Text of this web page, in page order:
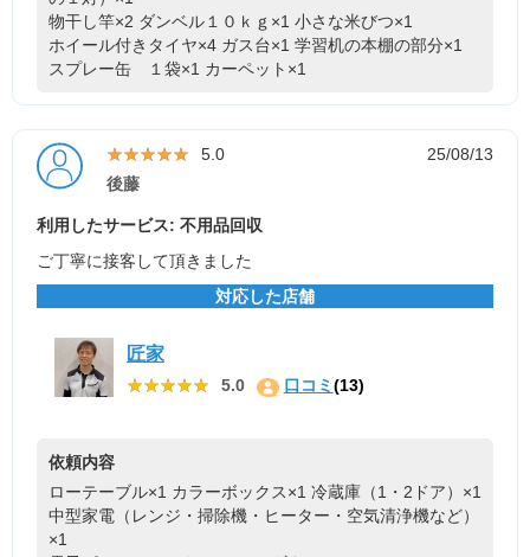
物干し竿×2 ダンベル１０ｋｇ×1 小さな米びつ×1
ホイール付きタイヤ×4 ガス台×1 学習机の本棚の部分×1
スプレー缶 １袋×1 カーペット×1
★★★★★
★★★★★ 5.0
25/08/13
後藤
利用したサービス: 不用品回収
ご丁寧に接客して頂きました
対応した店舗
匠家
★★★★★
★★★★★ 5.0 口コミ(13)
依頼内容
ローテーブル×1 カラーボックス×1 冷蔵庫（1・2ドア）×1
中型家電（レンジ・掃除機・ヒーター・空気清浄機など）
×1